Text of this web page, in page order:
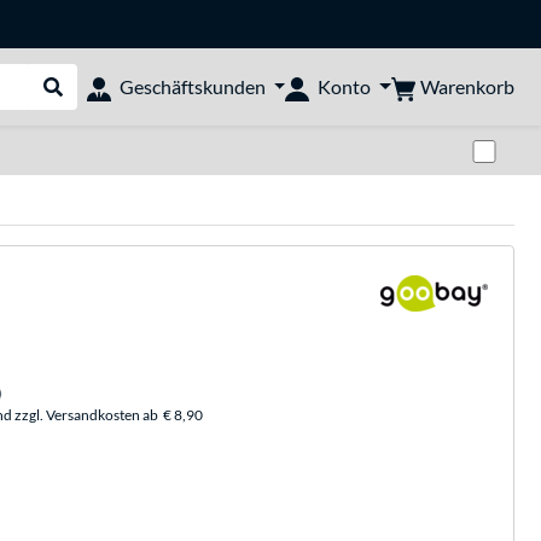
Suche durchführen
Geschäftskunden Konto Warenkorb
zzgl. Versandkosten ab € 8,90